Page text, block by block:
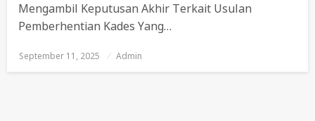
Mengambil Keputusan Akhir Terkait Usulan
Pemberhentian Kades Yang…
Posted
On
September 11, 2025 Admin